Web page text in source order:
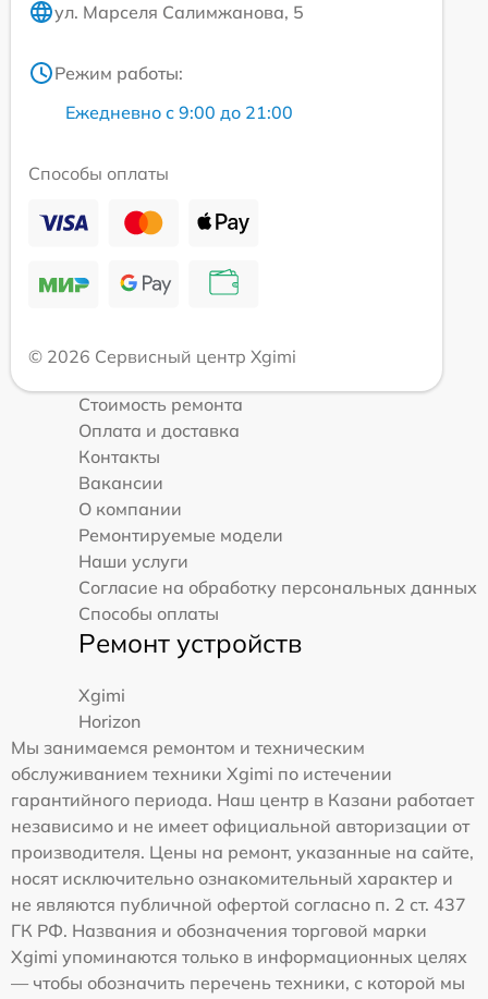
ул. Марселя Салимжанова, 5
Режим работы:
Ежедневно с 9:00 до 21:00
Способы оплаты
© 2026 Сервисный центр Xgimi
Стоимость ремонта
Оплата и доставка
Контакты
Вакансии
О компании
Ремонтируемые модели
Наши услуги
Согласие на обработку персональных данных
Способы оплаты
Ремонт устройств
Xgimi
Horizon
Мы занимаемся ремонтом и техническим
обслуживанием техники Xgimi по истечении
гарантийного периода. Наш центр в Казани работает
независимо и не имеет официальной авторизации от
производителя. Цены на ремонт, указанные на сайте,
носят исключительно ознакомительный характер и
не являются публичной офертой согласно п. 2 ст. 437
ГК РФ. Названия и обозначения торговой марки
Xgimi упоминаются только в информационных целях
— чтобы обозначить перечень техники, с которой мы